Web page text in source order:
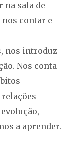
na sala de
contar e
nos introduz
Nos conta
a aprender.